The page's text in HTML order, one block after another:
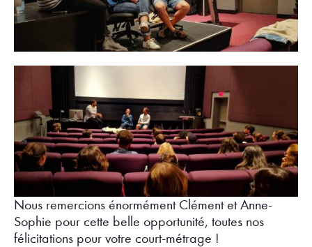
Nous remercions énormément Clément et Anne-
Sophie pour cette belle opportunité, toutes nos
félicitations pour votre court-métrage !